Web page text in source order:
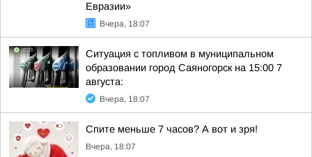
Евразии»
Вчера, 18:07
Ситуация с топливом в муниципальном
образовании город Саяногорск на 15:00 7
августа:
Вчера, 18:07
Спите меньше 7 часов? А вот и зря!
Вчера, 18:07